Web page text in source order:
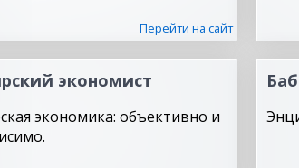
Перейти на сайт
экономист
экономика: объективно и